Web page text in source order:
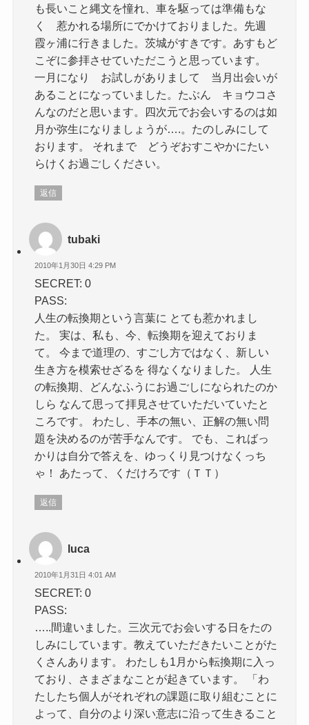
も長いこと縄文を憧れ、車を駆っては準備もな
く 惹かれる場所にでかけておりました。先週
霞ヶ浦に行きました。茨城がすきです。あすもど
こぞに参拝させていただこうと思っています。
一月になり お試しがありまして 当月出会いが
あることになっていました。たぶん キョウコさ
んなのだと思います。四次元でお会いするのは如
月か弥生になりましょうが….。たのしみにして
おります。 それまで どうぞおすこやかにたい
らけくお過ごしください。
返信
tubaki
2010年1月30日 4:29 PM
SECRET: 0
PASS:
人生の転換期という言葉に とても惹かれまし
た。 実は、私も、今、転換期を迎えておりま
て。 今まで道理の、すごし方ではなく、新しい
生き方を模索せざるを 得なくなりました。 人生
の転換期、どんなふうにお過ごしになられたのか
しら なんて思って拝見させていただいていたと
ころです。 わたし、手本の無い、正解の無い問
題を決めるのが苦手なんです。 でも、こればっ
かりは自分で答えを、ゆっくり見つけなくっち
ゃ！ あたって、くだけろです（ＴＴ）
返信
luca
2010年1月31日 4:01 AM
SECRET: 0
PASS:
…..間違いました。三次元でお会いする日をたの
しみにしています。教えていただきたいことがた
くさんあります。 わたしも1月から転換期に入っ
ており、さまざまなことが起きています。 「わ
たしたち個人がそれぞれの課題に取り組むことに
よって、自分のより深い意志に沿って生きること